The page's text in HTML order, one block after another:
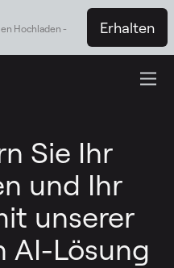
Hochladen -
Erhalten
Sie Ihr
und Ihr
unserer
AI-Lösung